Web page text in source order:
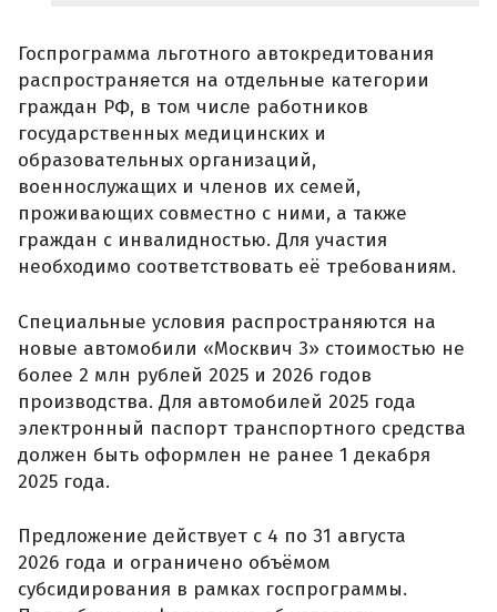
Госпрограмма льготного автокредитования
распространяется на отдельные категории
граждан РФ, в том числе работников
государственных медицинских и
образовательных организаций,
военнослужащих и членов их семей,
проживающих совместно с ними, а также
граждан с инвалидностью. Для участия
необходимо соответствовать её требованиям.
Специальные условия распространяются на
новые автомобили «Москвич 3» стоимостью не
более 2 млн рублей 2025 и 2026 годов
производства. Для автомобилей 2025 года
электронный паспорт транспортного средства
должен быть оформлен не ранее 1 декабря
2025 года.
Предложение действует с 4 по 31 августа
2026 года и ограничено объёмом
субсидирования в рамках госпрограммы.